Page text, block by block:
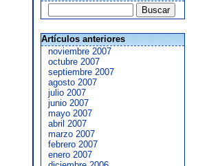
Artículos anteriores
noviembre 2007
octubre 2007
septiembre 2007
agosto 2007
julio 2007
junio 2007
mayo 2007
abril 2007
marzo 2007
febrero 2007
enero 2007